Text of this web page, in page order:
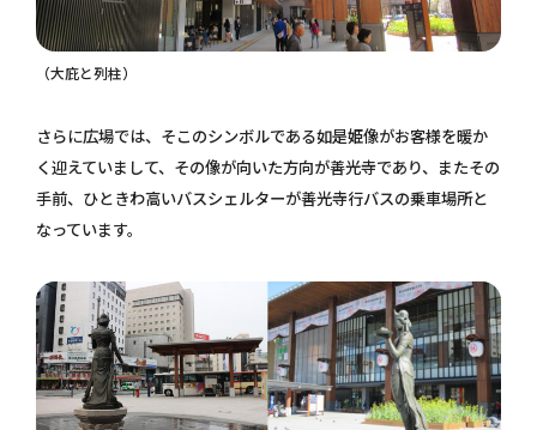
（大庇と列柱）
さらに広場では、そこのシンボルである如是姫像がお客様を暖か
く迎えていまして、その像が向いた方向が善光寺であり、またその
手前、ひときわ高いバスシェルターが善光寺行バスの乗車場所と
なっています。